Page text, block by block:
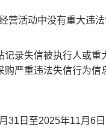
营活动中没有重大违
记录失信被执行人或
严重违法失信行为
31 日至2025年11月 6